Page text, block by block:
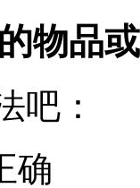
物品
吧：
确